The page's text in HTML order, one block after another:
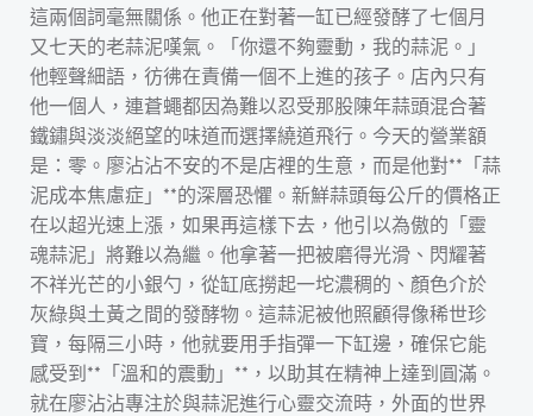
這兩個詞毫無關係。他正在對著一缸已經發酵了七個月
又七天的老蒜泥嘆氣。「你還不夠靈動，我的蒜泥。」
他輕聲細語，彷彿在責備一個不上進的孩子。店內只有
他一個人，連蒼蠅都因為難以忍受那股陳年蒜頭混合著
鐵鏽與淡淡絕望的味道而選擇繞道飛行。今天的營業額
是：零。廖沾沾不安的不是店裡的生意，而是他對**「蒜
泥成本焦慮症」**的深層恐懼。新鮮蒜頭每公斤的價格正
在以超光速上漲，如果再這樣下去，他引以為傲的「靈
魂蒜泥」將難以為繼。他拿著一把被磨得光滑、閃耀著
不祥光芒的小銀勺，從缸底撈起一坨濃稠的、顏色介於
灰綠與土黃之間的發酵物。這蒜泥被他照顧得像稀世珍
寶，每隔三小時，他就要用手指彈一下缸邊，確保它能
感受到**「溫和的震動」**，以助其在精神上達到圓滿。
就在廖沾沾專注於與蒜泥進行心靈交流時，外面的世界